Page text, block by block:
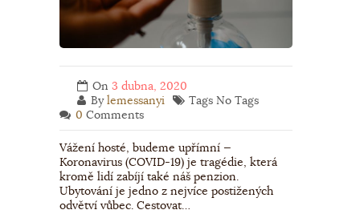
On 3 dubna, 2020
Bylemessanyi
Tags No Tags
0 Comments
Vážení hosté, budeme upřímní —
Koronavirus (COVID-19) je tragédie, která
kromě lidí zabíjí také náš penzion.
Ubytování je jedno z nejvíce postižených
odvětví vůbec. Cestovat…